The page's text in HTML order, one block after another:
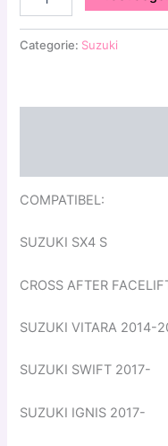
Categorie: Suzuki
COMPATIBEL:
SUZUKI SX4 S
CROSS AFTER
SUZUKI VITARA 2014-
SUZUKI SWIFT 2017-
SUZUKI IGNIS 2017-